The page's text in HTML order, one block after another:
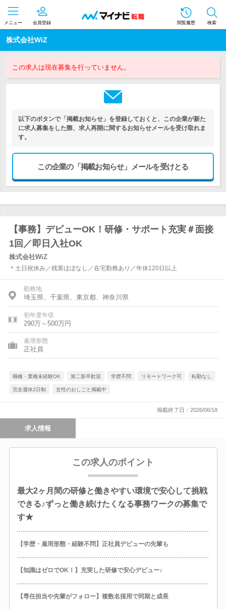
メニュー 会員登録 閲覧履歴 検索
株式会社WiZ
この求人は現在募集を行っていません。
以下のボタンで「掲載お知らせ」を登録しておくと、この企業が新た
に求人募集をした際、求人再開に関するお知らせメールを受け取れま
す。
この企業の「掲載お知らせ」メールを受けとる
【事務】デビューOK！研修・サポート充実＃面接
1回／即日入社OK
株式会社WiZ
＊土日祝休み／残業ほぼなし／在宅勤務あり／年休120日以上
勤務地
埼玉県、千葉県、東京都、神奈川県
初年度年収
290万～500万円
雇用形態
正社員
職種・業種未経験OK 第二新卒歓迎 学歴不問 リモートワーク可 転勤なし
完全週休2日制 女性のおしごと掲載中
掲載終了日：2026/06/18
求人情報
この求人のポイント
最大2ヶ月間の研修と働きやすい環境で安心して挑戦
できる♪ずっと働き続けたくなる事務ワークの募集で
す★
【学歴・雇用形態・経験不問】正社員デビューの先輩も
【知識はゼロでOK！】充実した研修で安心デビュー♪
【専任担当や先輩がフォロー】複数名採用で同期と成長